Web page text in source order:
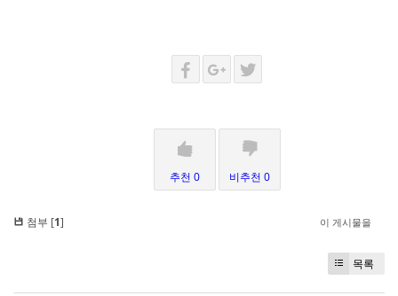
추천 0 비추천 0
첨부 [1] 이 게시물을
목록